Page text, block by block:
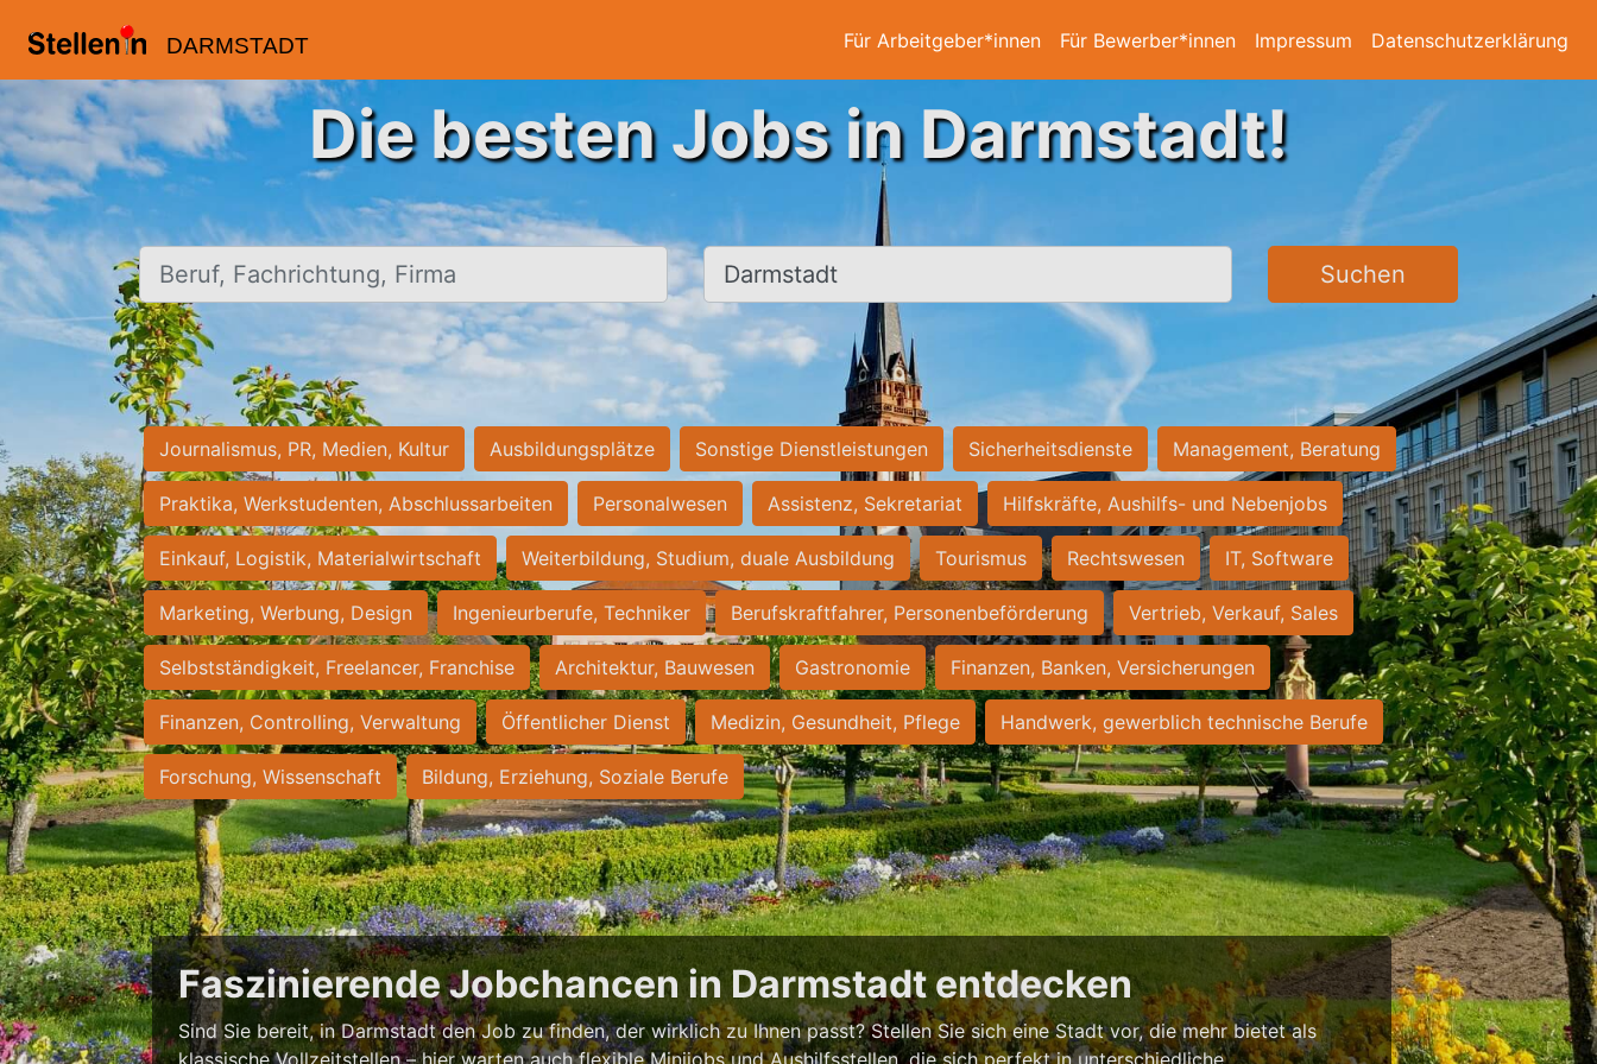
DARMSTADT Für Arbeitgeber*innen Für Bewerber*innen Impressum Datenschutzerklärung
Die besten Jobs in Darmstadt!
Beruf, Fachrichtung, Firma Ort, Stadt Suchen
Journalismus, PR, Medien, Kultur Ausbildungsplätze Sonstige Dienstleistungen Sicherheitsdienste Management, Beratung
Praktika, Werkstudenten, Abschlussarbeiten Personalwesen Assistenz, Sekretariat Hilfskräfte, Aushilfs- und Nebenjobs
Einkauf, Logistik, Materialwirtschaft Weiterbildung, Studium, duale Ausbildung Tourismus Rechtswesen IT, Software
Marketing, Werbung, Design Ingenieurberufe, Techniker Berufskraftfahrer, Personenbeförderung Vertrieb, Verkauf, Sales
Selbstständigkeit, Freelancer, Franchise Architektur, Bauwesen Gastronomie Finanzen, Banken, Versicherungen
Finanzen, Controlling, Verwaltung Öffentlicher Dienst Medizin, Gesundheit, Pflege Handwerk, gewerblich technische Berufe
Forschung, Wissenschaft Bildung, Erziehung, Soziale Berufe
Faszinierende Jobchancen in Darmstadt entdecken
Sind Sie bereit, in Darmstadt den Job zu finden, der wirklich zu Ihnen passt? Stellen Sie sich eine Stadt vor, die mehr bietet als